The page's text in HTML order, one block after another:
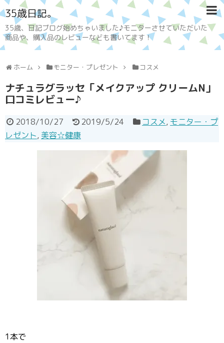
35歳日記。
35歳、日記ブログ始めちゃいました♪モニターさせていただいた
商品や、購入品のレビューなども書いてます！
ホーム モニター・プレゼント コスメ
ナチュラグラッセ「メイクアップ クリームN」
口コミレビュー♪
2018/10/27 2019/5/24 コスメ, モニター・プ
レゼント, 美容☆健康
1本で